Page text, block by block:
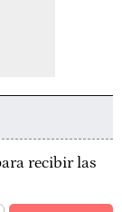
recibir las